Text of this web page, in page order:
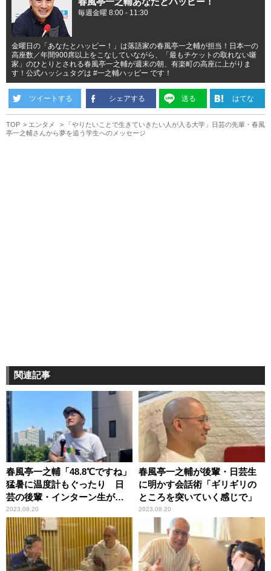
毎週金曜 8:00 - 11:30
金曜日の「あなたとハッピー！」は落語家の春風亭一之輔が担当！日本一の
高座数／年間900席以上をこなしていながら、「最もチケットの取れない噺
家」のひとりとされる春風亭一之輔が週末の朝、有楽町の高座に上がりま
す！公式ハッシュタグは #一之輔ハッピー です！
ツイートする シェアする 送る はてな
TOP エンタメ
「やりたいことで生きていきたい人が入る大学」日芸の先輩・春風
亭一之輔さんから夢を追う学生へのメッセージ
関連記事
春風亭一之輔「48.8℃ですね」
猛暑に温度計もぐったり 日
芸の後輩・インターン生が屋
外中継に同行
2023.08.20
春風亭一之輔が後輩・日芸生
に明かす会話術「ギリギリの
ところを突いていく感じで」
2023.08.20